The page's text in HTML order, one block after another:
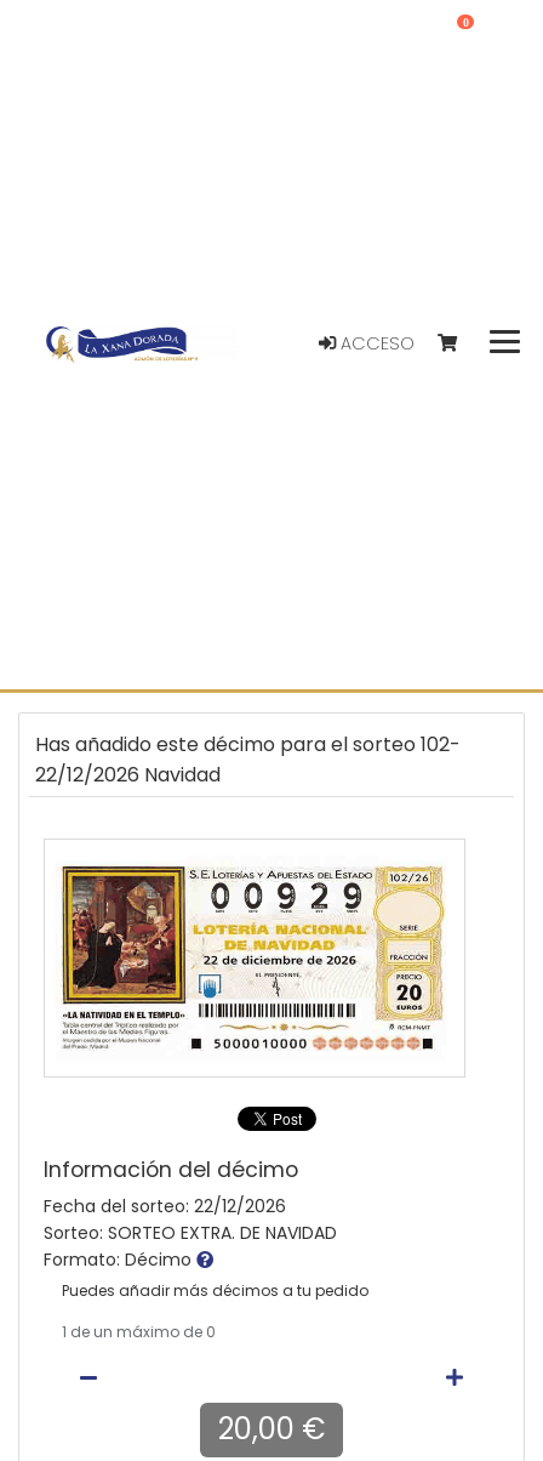
ACCESO
0
Has añadido este décimo para el sorteo 102-
22/12/2026 Navidad
Información del décimo
Fecha del sorteo: 22/12/2026
Sorteo: SORTEO EXTRA. DE NAVIDAD
Formato: Décimo
Puedes añadir más décimos a tu pedido
1 de un máximo de 0
20,00 €